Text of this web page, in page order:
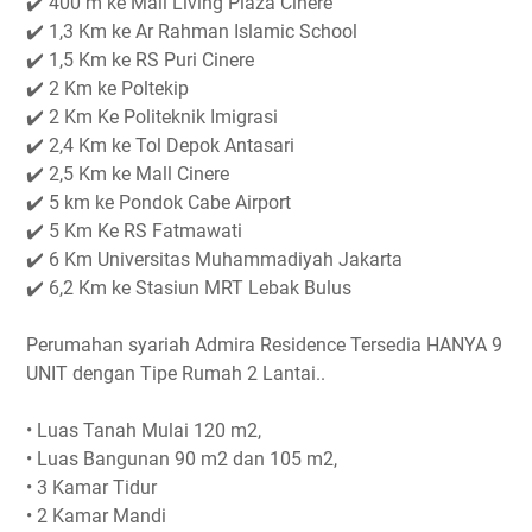
✔️ 1,3 Km ke Ar Rahman Islamic School
✔️ 1,5 Km ke RS Puri Cinere
✔️ 2 Km ke Poltekip
✔️ 2 Km Ke Politeknik Imigrasi
✔️ 2,4 Km ke Tol Depok Antasari
✔️ 2,5 Km ke Mall Cinere
✔️ 5 km ke Pondok Cabe Airport
✔️ 5 Km Ke RS Fatmawati
✔️ 6 Km Universitas Muhammadiyah Jakarta
✔️ 6,2 Km ke Stasiun MRT Lebak Bulus
Perumahan syariah Admira Residence Tersedia HANYA 9
UNIT dengan Tipe Rumah 2 Lantai..
• Luas Tanah Mulai 120 m2,
• Luas Bangunan 90 m2 dan 105 m2,
• 3 Kamar Tidur
• 2 Kamar Mandi